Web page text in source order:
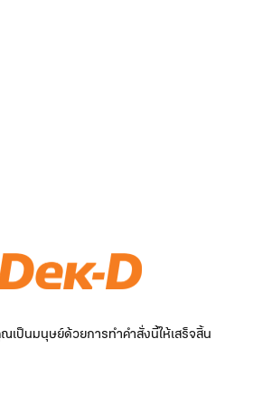
เป็นมนุษย์ด้วยการทำคำสั่งนี้ให้เสร็จสิ้น